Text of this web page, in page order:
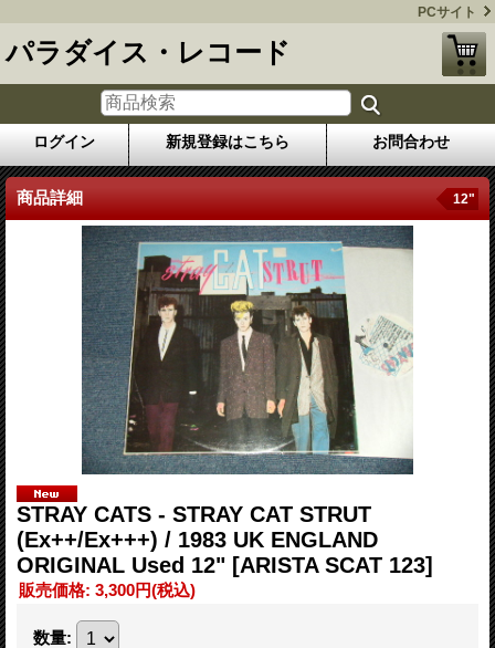
PCサイト
パラダイス・レコード
ログイン 新規登録はこちら お問合わせ
商品詳細 12"
STRAY CATS - STRAY CAT STRUT
(Ex++/Ex+++) / 1983 UK ENGLAND
ORIGINAL Used 12" [ARISTA SCAT 123]
販売価格: 3,300円(税込)
数量: